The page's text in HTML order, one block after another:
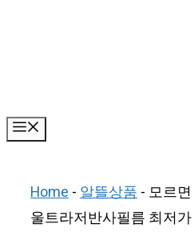
Home-알뜰상품- 모르
울트라저반사필름 최저